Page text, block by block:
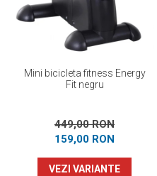
Mini bicicleta fitness Energy
Fit negru
449,00 RON
159,00 RON
VEZI VARIANTE